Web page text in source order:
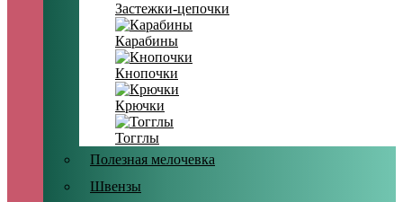
Застежки-цепочки
Карабины
Кнопочки
Крючки
Тогглы
Полезная мелочевка
Швензы